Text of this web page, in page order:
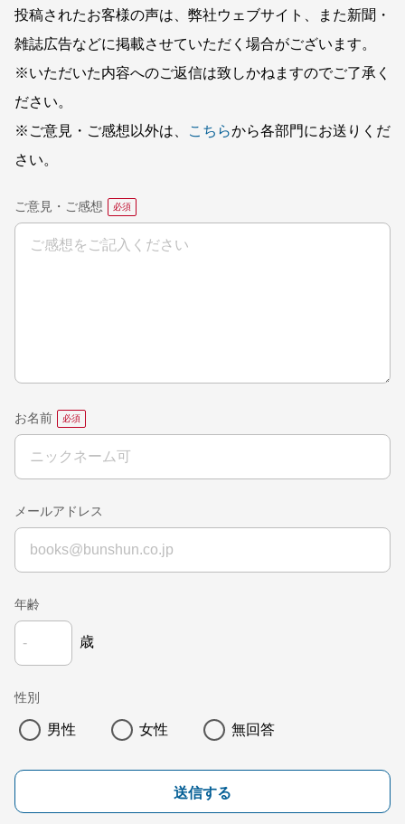
投稿されたお客様の声は、弊社ウェブサイト、また新聞・
雑誌広告などに掲載させていただく場合がございます。
※いただいた内容へのご返信は致しかねますのでご了承く
ださい。
※ご意見・ご感想以外は、
こちらから各部門にお送りくだ
さい。
ご意見・ご感想
お名前
メールアドレス
年齢
歳
性別
男性 女性 無回答
送信する